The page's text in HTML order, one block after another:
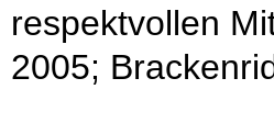
respektvollen
2005;